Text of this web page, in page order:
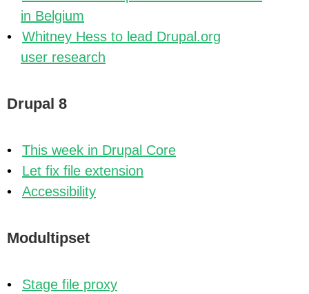
in Belgium
Whitney Hess to lead Drupal.org
user research
Drupal 8
This week in Drupal Core
Let fix file extension
Accessibility
Modultipset
Stage file proxy